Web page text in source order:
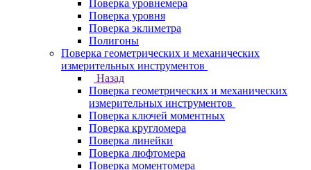
Поверка уровнемера
Поверка уровня
Поверка эклиметра
Полигоны
Поверка геометрических и механических
измерительных инструментов
Назад
Поверка геометрических и механических
измерительных инструментов
Поверка ключей моментных
Поверка кругломера
Поверка линейки
Поверка люфтомера
Поверка моментомера